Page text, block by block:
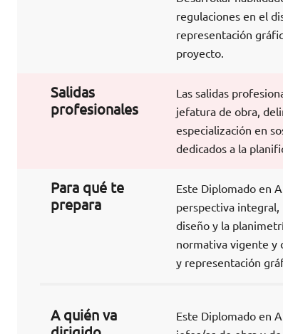
regulaciones en el
representación
proyecto.
Salidas
profesionales
Las salidas
jefatura de obra,
especialización en
dedicados a la
Para qué te
prepara
Este Diplomado en
perspectiva
diseño y la
normativa vigente y
y representación
A quién va
Este Diplomado en